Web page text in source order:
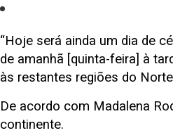
“Hoje será ainda um dia de
de amanhã [quinta-feira] à
às restantes regiões do
De acordo com Madalena
continente.